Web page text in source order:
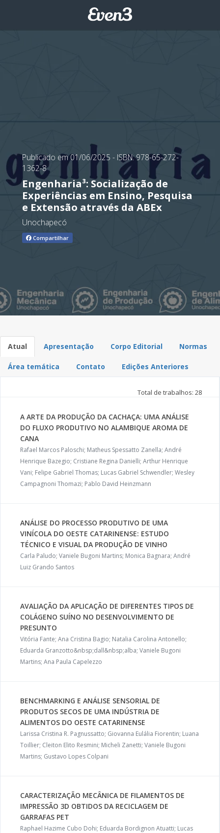
Publicado em 01/06/2025 - ISBN: 978-65-272-
1362-8
Engenharia³: Socialização de
Experiências em Ensino, Pesquisa
e Extensão através da ABEx
Unochapecó
Compartilhar
Atual Apresentação Corpo Editorial Normas
Área temática Contato Edições Anteriores
Total de trabalhos: 28
A ARTE DA PRODUÇÃO DA CACHAÇA: UMA ANÁLISE
DO FLUXO PRODUTIVO NO ALAMBIQUE AROMA DE
CANA
Rafael Marcos Paloschi; Matheus Spessatto Zanella; André
Henrique Bazegio; Cristiane Regina Danielli; Arthur Henrique
Vani; Felipe Gabriel Thomas; Lucas Gabriel Schwendler; Wesley
Campagnoni Thomazi; Pablo David Heinzmann
ANÁLISE DO PROCESSO PRODUTIVO DE UMA
VINÍCOLA DO OESTE CATARINENSE: ESTUDO
TÉCNICO E VISUAL DA PRODUÇÃO DE VINHO
Carla Paludo; Vaniele Bugoni Martins; Monica Bagnara; André
Luiz Grando Santos
AVALIAÇÃO DA APLICAÇÃO DE DIFERENTES TIPOS DE
COLÁGENO SUÍNO NO DESENVOLVIMENTO DE
PRESUNTO
Vitória Fante; Ana Cristina Bagio; Natalia Carolina Antonello;
Eduarda Granzotto&nbsp;dall&nbsp;alba; Vaniele Bugoni
Martins; Ana Paula Capelezzo
BENCHMARKING E ANÁLISE SENSORIAL DE
PRODUTOS SECOS DE UMA INDÚSTRIA DE
ALIMENTOS DO OESTE CATARINENSE
Larissa Cristina R. Pagnussatto; Giovanna Eulália Fiorentin; Luana
Toillier; Cleiton Elito Resmini; Micheli Zanetti; Vaniele Bugoni
Martins; Gustavo Lopes Colpani
CARACTERIZAÇÃO MECÂNICA DE FILAMENTOS DE
IMPRESSÃO 3D OBTIDOS DA RECICLAGEM DE
GARRAFAS PET
Raphael Hazime Cubo Dohi; Eduarda Bordignon Atuatti; Lucas